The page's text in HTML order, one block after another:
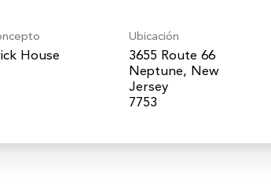
House
Ubicación
3655 Route 66
Neptune, New
Jersey